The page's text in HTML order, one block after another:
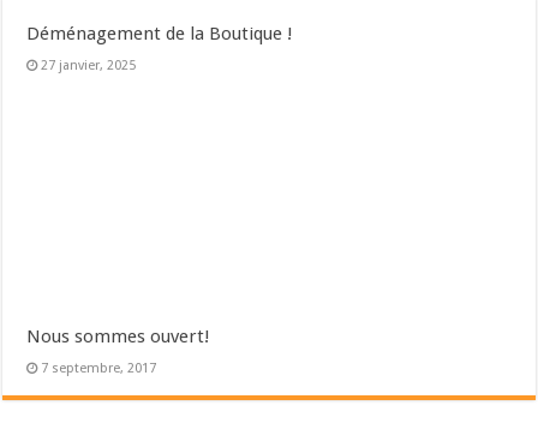
Déménagement de la Boutique !
27 janvier, 2025
Nous sommes ouvert!
7 septembre, 2017